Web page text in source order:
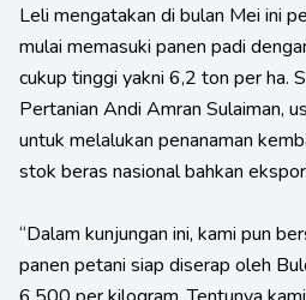
Leli mengatakan di bulan Mei ini
mulai memasuki panen padi
cukup tinggi yakni 6,2 ton per ha.
Pertanian Andi Amran Sulaiman,
untuk melalukan penanaman
stok beras nasional bahkan
“Dalam kunjungan ini, kami pun
panen petani siap diserap oleh